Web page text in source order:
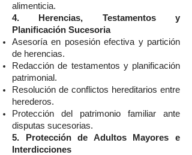
alimenticia.
4. Herencias, Testamentos y
Planificación Sucesoria
Asesoría en posesión efectiva y partición
de herencias.
Redacción de testamentos y planificación
patrimonial.
Resolución de conflictos hereditarios entre
herederos.
Protección del patrimonio familiar ante
disputas sucesorias.
5. Protección de Adultos Mayores e
Interdicciones